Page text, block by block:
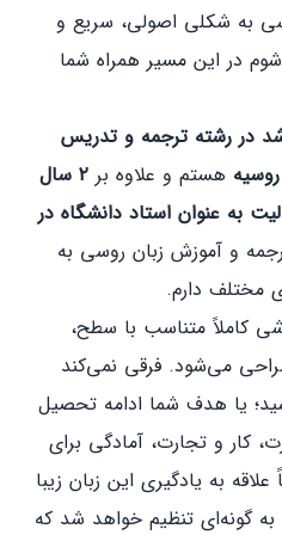
به شکلی اصولی، سریع و
در این مسیر همراه شما
در رشته ترجمه و تدریس
هستم و علاوه بر
۲ سال
به عنوان استاد دانشگاه در
و آموزش زبان روسی به
مختلف دارم.
کاملاً متناسب با سطح،
می‌شود. فرقی نمی‌کند
یا هدف شما ادامه تحصیل
کار و تجارت، آمادگی برای
به یادگیری این زبان زیبا
به گونه‌ای تنظیم خواهد شد که